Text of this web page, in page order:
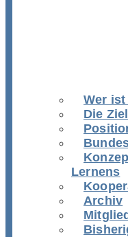
Wer ist
Die
Lernens
Archiv